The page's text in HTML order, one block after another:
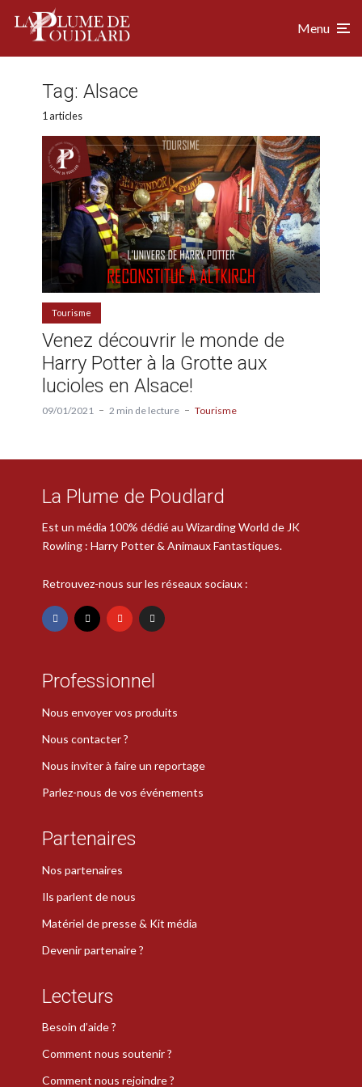
Menu
Tag: Alsace
1 articles
Tourisme
Venez découvrir le monde de
Harry Potter à la Grotte aux
lucioles en Alsace!
09/01/2021 2 min de lecture Tourisme
La Plume de Poudlard
Est un média 100% dédié au Wizarding World de JK
Rowling : Harry Potter & Animaux Fantastiques.
Retrouvez-nous sur les réseaux sociaux :
Professionnel
Nous envoyer vos produits
Nous contacter ?
Nous inviter à faire un reportage
Parlez-nous de vos événements
Partenaires
Nos partenaires
Ils parlent de nous
Matériel de presse & Kit média
Devenir partenaire ?
Lecteurs
Besoin d’aide ?
Comment nous soutenir ?
Comment nous rejoindre ?